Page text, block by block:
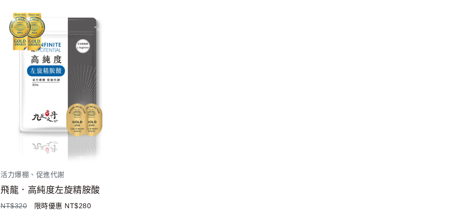
活力爆棚、促進代謝
飛龍．高純度左旋精胺酸
NT$320 限時優惠 NT$280